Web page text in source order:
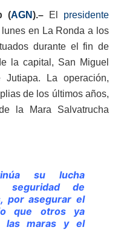
(AGN).– El presidente
en La Ronda a los
durante el fin de
la capital, San Miguel
La operación,
de los últimos años,
la Mara Salvatrucha
su lucha
seguridad de
por asegurar el
que otros ya
las maras y el